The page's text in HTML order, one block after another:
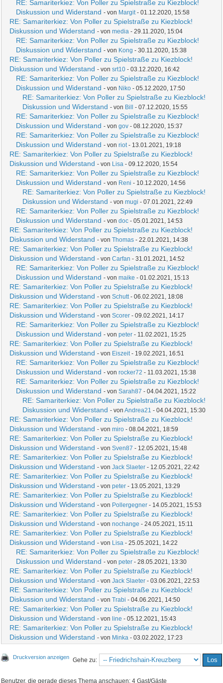
RE: Samariterkiez: Von Poller zu Spielstraße zu Kiezblock!
Diskussion und Widerstand - von Margit- 01.12.2020, 15:58
RE: Samariterkiez: Von Poller zu Spielstraße zu Kiezblock!
Diskussion und Widerstand - vonmedia - 29.11.2020, 15:04
RE: Samariterkiez: Von Poller zu Spielstraße zu Kiezblock!
Diskussion und Widerstand - von Kong - 30.11.2020, 15:38
RE: Samariterkiez: Von Poller zu Spielstraße zu Kiezblock!
Diskussion und Widerstand - vonsrt10 - 03.12.2020, 16:42
RE: Samariterkiez: Von Poller zu Spielstraße zu Kiezblock!
Diskussion und Widerstand - von Niko - 05.12.2020, 17:50
RE: Samariterkiez: Von Poller zu Spielstraße zu Kiezblock!
Diskussion und Widerstand - von Bill - 07.12.2020, 15:55
RE: Samariterkiez: Von Poller zu Spielstraße zu Kiezblock!
Diskussion und Widerstand - vongov - 08.12.2020, 15:37
RE: Samariterkiez: Von Poller zu Spielstraße zu Kiezblock!
Diskussion und Widerstand - vonriot- 13.01.2021, 19:18
RE: Samariterkiez: Von Poller zu Spielstraße zu Kiezblock!
Diskussion und Widerstand - von Lisa - 09.12.2020, 15:54
RE: Samariterkiez: Von Poller zu Spielstraße zu Kiezblock!
Diskussion und Widerstand - von Reni - 10.12.2020, 14:56
RE: Samariterkiez: Von Poller zu Spielstraße zu Kiezblock!
Diskussion und Widerstand - vonmugi - 07.01.2021, 22:49
RE: Samariterkiez: Von Poller zu Spielstraße zu Kiezblock!
Diskussion und Widerstand - vondoc - 05.01.2021, 14:53
RE: Samariterkiez: Von Poller zu Spielstraße zu Kiezblock!
Diskussion und Widerstand - vonThomas - 22.01.2021, 14:38
RE: Samariterkiez: Von Poller zu Spielstraße zu Kiezblock!
Diskussion und Widerstand - vonCarfan - 31.01.2021, 14:52
RE: Samariterkiez: Von Poller zu Spielstraße zu Kiezblock!
Diskussion und Widerstand - vonmaike - 01.02.2021, 15:13
RE: Samariterkiez: Von Poller zu Spielstraße zu Kiezblock!
Diskussion und Widerstand - vonSchutt- 06.02.2021, 18:08
RE: Samariterkiez: Von Poller zu Spielstraße zu Kiezblock!
Diskussion und Widerstand - vonScorer - 09.02.2021, 14:17
RE: Samariterkiez: Von Poller zu Spielstraße zu Kiezblock!
Diskussion und Widerstand - vonpeter - 11.02.2021, 15:25
RE: Samariterkiez: Von Poller zu Spielstraße zu Kiezblock!
Diskussion und Widerstand - von Eiszeit- 19.02.2021, 16:51
RE: Samariterkiez: Von Poller zu Spielstraße zu Kiezblock!
Diskussion und Widerstand - vonrocker72 - 11.03.2021, 15:38
RE: Samariterkiez: Von Poller zu Spielstraße zu Kiezblock!
Diskussion und Widerstand - vonSarah87 - 04.04.2021, 15:22
RE: Samariterkiez: Von Poller zu Spielstraße zu Kiezblock!
Diskussion und Widerstand - vonAndrea21 - 04.04.2021, 15:30
RE: Samariterkiez: Von Poller zu Spielstraße zu Kiezblock!
Diskussion und Widerstand - vonmiro - 08.04.2021, 18:59
RE: Samariterkiez: Von Poller zu Spielstraße zu Kiezblock!
Diskussion und Widerstand - vonSven87 - 12.05.2021, 15:48
RE: Samariterkiez: Von Poller zu Spielstraße zu Kiezblock!
Diskussion und Widerstand - vonJack Slaeter - 12.05.2021, 22:42
RE: Samariterkiez: Von Poller zu Spielstraße zu Kiezblock!
Diskussion und Widerstand - vonpeter - 13.05.2021, 13:29
RE: Samariterkiez: Von Poller zu Spielstraße zu Kiezblock!
Diskussion und Widerstand - von Pollergegner - 14.05.2021, 15:53
RE: Samariterkiez: Von Poller zu Spielstraße zu Kiezblock!
Diskussion und Widerstand - vonnochange - 24.05.2021, 15:11
RE: Samariterkiez: Von Poller zu Spielstraße zu Kiezblock!
Diskussion und Widerstand - von Lisa - 25.05.2021, 14:22
RE: Samariterkiez: Von Poller zu Spielstraße zu Kiezblock!
Diskussion und Widerstand - vonpeter - 28.05.2021, 13:30
RE: Samariterkiez: Von Poller zu Spielstraße zu Kiezblock!
Diskussion und Widerstand - vonJack Slaeter - 03.06.2021, 22:53
RE: Samariterkiez: Von Poller zu Spielstraße zu Kiezblock!
Diskussion und Widerstand - vonTrabi - 04.06.2021, 14:50
RE: Samariterkiez: Von Poller zu Spielstraße zu Kiezblock!
Diskussion und Widerstand - von line - 05.12.2021, 15:43
RE: Samariterkiez: Von Poller zu Spielstraße zu Kiezblock!
Diskussion und Widerstand - von Minka - 03.02.2022, 17:23
Druckversion anzeigen Gehe zu:
Benutzer, die gerade dieses Thema anschauen: 4 Gast/Gäste